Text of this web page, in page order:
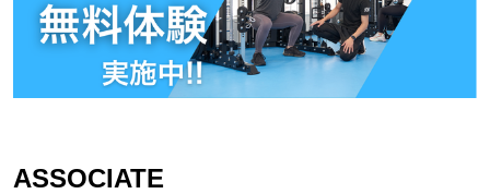
ASSOCIATE